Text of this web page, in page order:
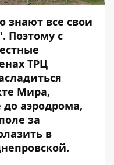
знают все свои
Поэтому с
ТРЦ
Мира,
до аэродрома,
за
в